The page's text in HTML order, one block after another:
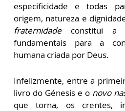
especificidade e todas
origem, natureza e
fraternidadeconstitui a
fundamentais para a
humana criada por Deus.
Infelizmente, entre a
livro do Génesis e o novo
que torna, os crentes,